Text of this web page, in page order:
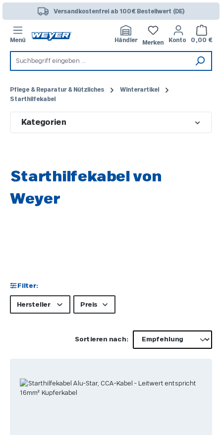
Zum Hauptinhalt springenVersandkostenfrei ab 100€ Bestellwert (DE)
Menü Händler Merken Konto 0,00 €
Pflege & Reparatur & Nützliches
Winterartikel
Starthilfekabel
Kategorien
Starthilfekabel von
Weyer
Filter:
Hersteller Preis
Sortieren nach: